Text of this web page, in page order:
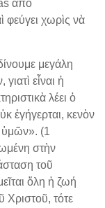
ἀπὸ
φεύγει χωρὶς νὰ
μεγάλη
εἶναι ἡ
λέει ὁ
ἐγήγερται, κενὸν
ὑμῶν». (1
στὴν
τοῦ
ὅλη ἡ ζωή
Χριστοῦ, τότε